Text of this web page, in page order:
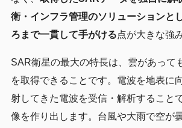
衛・インフラ管理のソリューションと
ろまで一貫して手がける点が大きな強
SAR衛星の最大の特長は、雲があって
を取得できることです。電波を地表に
射してきた電波を受信・解析すること
像を作り出します。台風や大雨で空が